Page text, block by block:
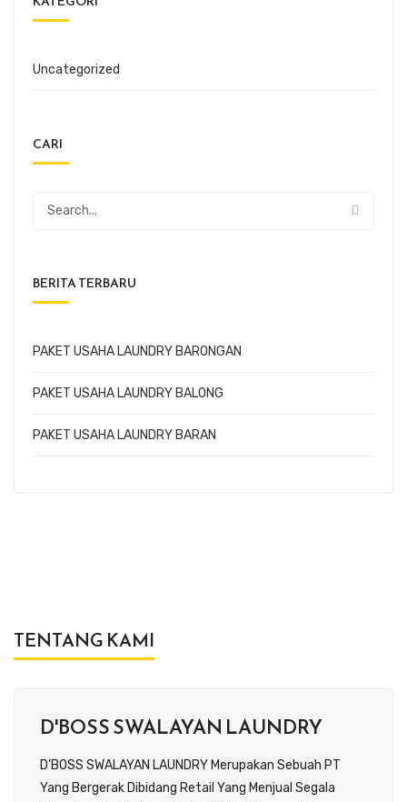
Uncategorized
CARI
BERITA TERBARU
PAKET USAHA LAUNDRY BARONGAN
PAKET USAHA LAUNDRY BALONG
PAKET USAHA LAUNDRY BARAN
TENTANG KAMI
D'BOSS SWALAYAN LAUNDRY
D’BOSS SWALAYAN LAUNDRY Merupakan Sebuah PT
Yang Bergerak Dibidang Retail Yang Menjual Segala